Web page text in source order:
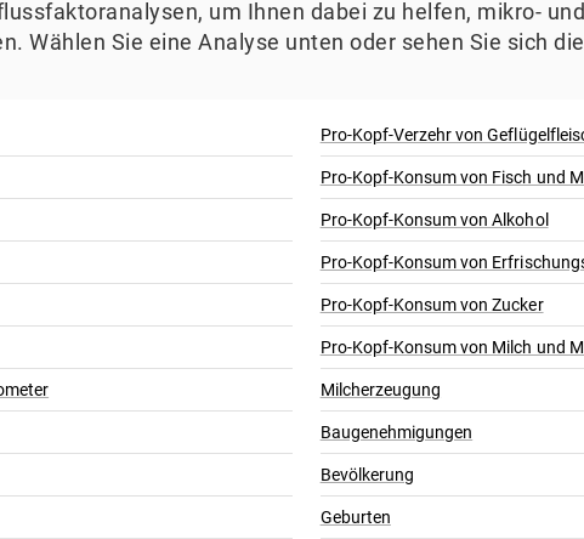
um Ihnen dabei zu helfen, mikro-
Wählen Sie eine Analyse unten oder sehen Sie sich
Pro-Kopf-Verzehr von
Pro-Kopf-Konsum von Fisch und
Pro-Kopf-Konsum von Alkohol
Pro-Kopf-Konsum von
Pro-Kopf-Konsum von Zucker
Pro-Kopf-Konsum von Milch und
Milcherzeugung
Baugenehmigungen
Bevölkerung
Geburten